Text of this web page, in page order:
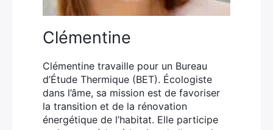
Clémentine
Clémentine travaille pour un Bureau
d’Étude Thermique (BET). Écologiste
dans l’âme, sa mission est de favoriser
la transition et de la rénovation
énergétique de l’habitat. Elle participe